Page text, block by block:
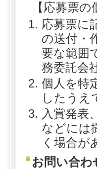
【応募票
応募票に
の送付・
要な範囲
務委託会
個人を特
したうえ
入賞発表
などには
く場合が
お問い合わ